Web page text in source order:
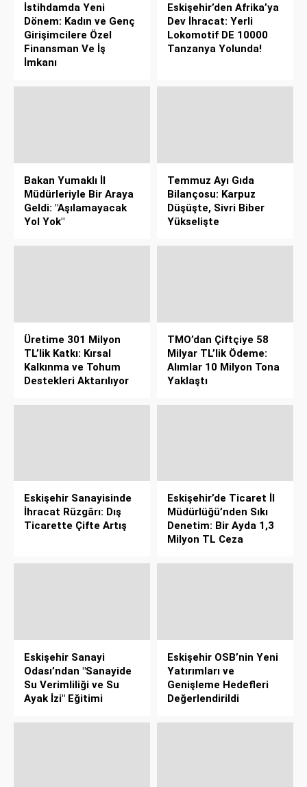
İstihdamda Yeni
Dönem: Kadın ve Genç
Girişimcilere Özel
Finansman Ve İş
İmkanı
Eskişehir’den Afrika’ya
Dev İhracat: Yerli
Lokomotif DE 10000
Tanzanya Yolunda!
Bakan Yumaklı İl
Müdürleriyle Bir Araya
Geldi: "Aşılamayacak
Yol Yok"
Temmuz Ayı Gıda
Bilançosu: Karpuz
Düşüşte, Sivri Biber
Yükselişte
Üretime 301 Milyon
TL’lik Katkı: Kırsal
Kalkınma ve Tohum
Destekleri Aktarılıyor
TMO’dan Çiftçiye 58
Milyar TL’lik Ödeme:
Alımlar 10 Milyon Tona
Yaklaştı
Eskişehir Sanayisinde
İhracat Rüzgârı: Dış
Ticarette Çifte Artış
Eskişehir’de Ticaret İl
Müdürlüğü’nden Sıkı
Denetim: Bir Ayda 1,3
Milyon TL Ceza
Eskişehir Sanayi
Odası’ndan "Sanayide
Su Verimliliği ve Su
Ayak İzi" Eğitimi
Eskişehir OSB’nin Yeni
Yatırımları ve
Genişleme Hedefleri
Değerlendirildi